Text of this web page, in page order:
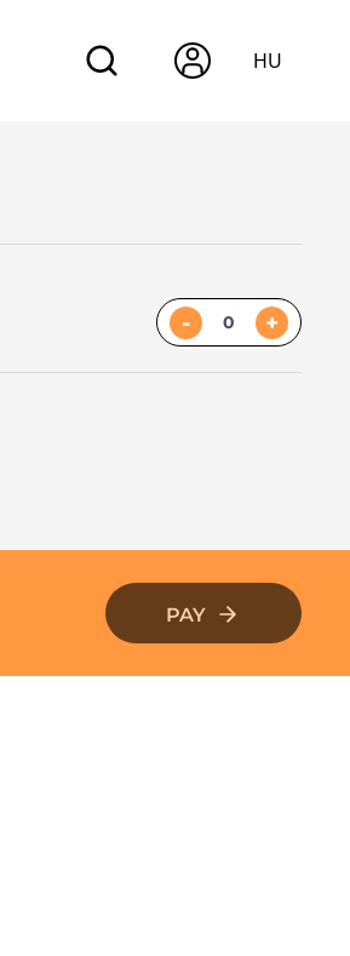
HU
- +
PAY